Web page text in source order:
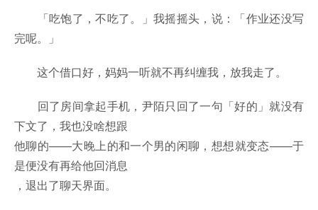
「吃饱了，不吃了。」我摇摇头，说：「作业还没写
完呢。」
这个借口好，妈妈一听就不再纠缠我，放我走了。
回了房间拿起手机，尹陌只回了一句「好的」就没有
下文了，我也没啥想跟
他聊的——大晚上的和一个男的闲聊，想想就变态——于
是便没有再给他回消息
，退出了聊天界面。